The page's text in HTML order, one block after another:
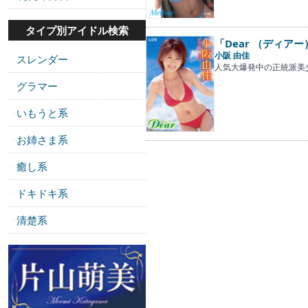
タイプ別アイドル検索
・ スレンダー
・ グラマー
・ いもうと系
・ お姉さま系
・ 癒し系
・ ドキドキ系
・ 清楚系
「Dear （ディアー
小阪 由佳
人気大爆発中の正統派